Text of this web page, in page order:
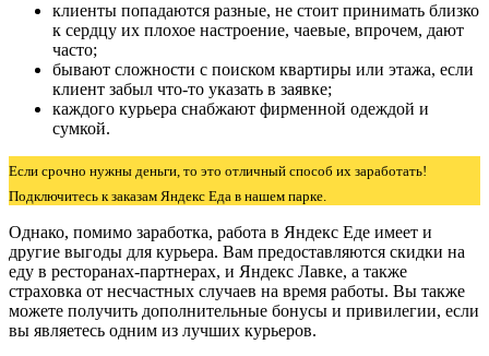
клиенты попадаются разные, не стоит принимать близко
к сердцу их плохое настроение, чаевые, впрочем, дают
часто;
бывают сложности с поиском квартиры или этажа, если
клиент забыл что-то указать в заявке;
каждого курьера снабжают фирменной одеждой и
сумкой.
Если срочно нужны деньги, то это отличный способ их заработать!
Подключитесь к заказам Яндекс Еда в нашем парке.
Однако, помимо заработка, работа в Яндекс Еде имеет и
другие выгоды для курьера. Вам предоставляются скидки на
еду в ресторанах-партнерах, и Яндекс Лавке, а также
страховка от несчастных случаев на время работы. Вы также
можете получить дополнительные бонусы и привилегии, если
вы являетесь одним из лучших курьеров.